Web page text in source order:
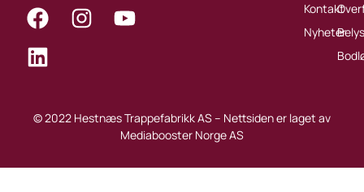
Kontakt
Nyheter
© 2022 Hestnæs Trappefabrikk AS – Nettsiden er laget av
Mediabooster Norge AS